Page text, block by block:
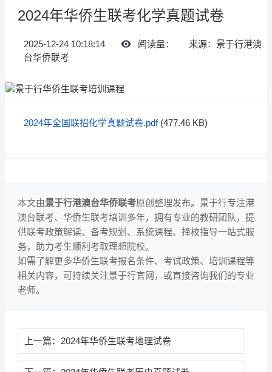
2024年华侨生联考化学真题试卷
2025-12-24 10:18:14 阅读量：
来源：景于行港澳
台华侨联考
2024年全国联招化学真题试卷.pdf(477.46 KB)
本文由景于行港澳台华侨联考原创整理发布。景于行专注港
澳台联考、华侨生联考培训多年，拥有专业的教研团队，提
供联考政策解读、备考规划、系统课程、择校指导一站式服
务，助力考生顺利考取理想院校。
如需了解更多华侨生联考报名条件、考试政策、培训课程等
相关内容，可持续关注景于行官网，或直接咨询我们的专业
老师。
上一篇： 2024年华侨生联考地理试卷